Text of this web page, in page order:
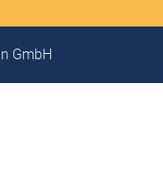
GmbH